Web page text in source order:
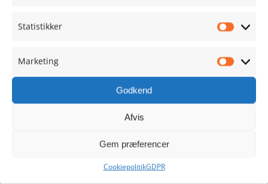
Statistikker
Marketing
Godkend
Afvis
Gem præferencer
CookiepolitikGDPR